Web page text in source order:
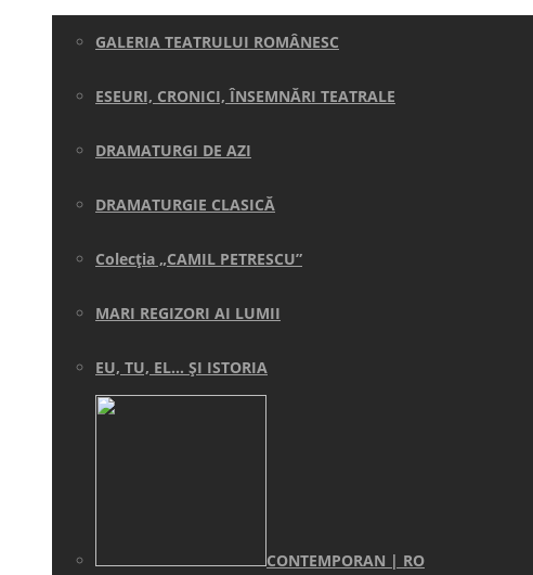
GALERIA TEATRULUI ROMÂNESC
ESEURI, CRONICI, ÎNSEMNĂRI TEATRALE
DRAMATURGI DE AZI
DRAMATURGIE CLASICĂ
Colecţia „CAMIL PETRESCU”
MARI REGIZORI AI LUMII
EU, TU, EL… ŞI ISTORIA
CONTEMPORAN | RO